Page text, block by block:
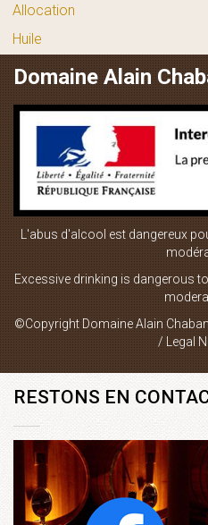
Allocation
Huile
vin blanc
vin rouge
LIENS UTILES
Plan du site
Contact
RESTONS EN
Domaine Alain
L'abus d'alcool est dangereux
Excessive drinking is dangerous
©Copyright Domaine Alain
/ Legal